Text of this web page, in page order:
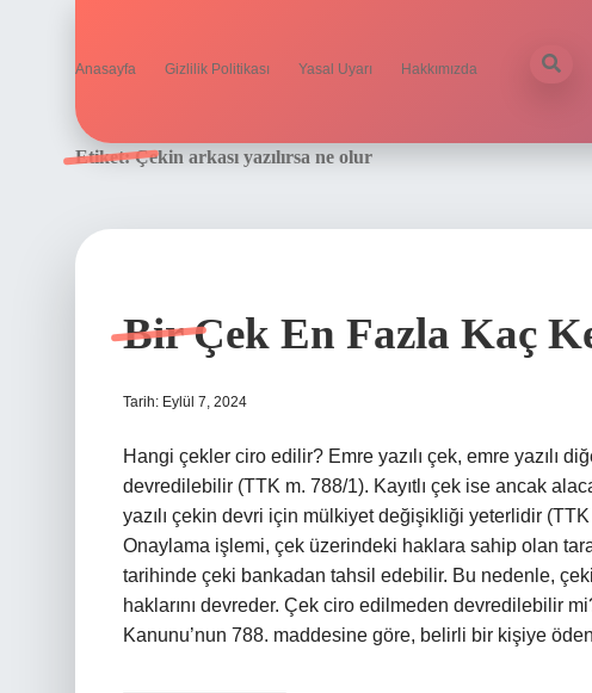
Anasayfa Gizlilik Politikası Yasal Uyarı Hakkımızda
Etiket:Çekin arkası yazılırsa ne olur
Bir Çek En Fazla Kaç
Tarih: Eylül 7, 2024
Hangi çekler ciro edilir? Emre yazılı çek, emre yazılı
devredilebilir (TTK m. 788/1). Kayıtlı çek ise ancak
yazılı çekin devri için mülkiyet değişikliği yeterlidir
Onaylama işlemi, çek üzerindeki haklara sahip olan
tarihinde çeki bankadan tahsil edebilir. Bu nedenle,
haklarını devreder. Çek ciro edilmeden devredilebilir
Kanunu’nun 788. maddesine göre, belirli bir kişiye